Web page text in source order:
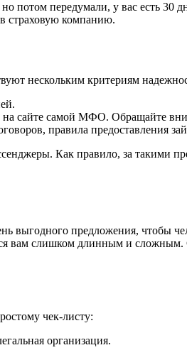
потом передумали, у вас есть 30
страховую компанию.
нескольким критериям
сайте самой МФО. Обращайте
правила предоставления
Как правило, за такими
предложения, чтобы
вам слишком длинным и
чек-листу:
организация.